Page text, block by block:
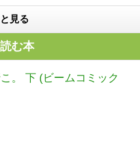
見る
む本
。 下 (ビームコミック